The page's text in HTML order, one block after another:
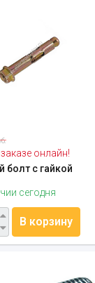
онлайн!
болт с гайкой
сегодня
В корзину